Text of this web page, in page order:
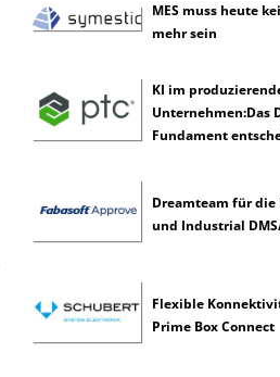
MES muss heute
mehr sein
KI im
Unternehmen:Das
Fundament
Dreamteam für die
und Industrial
Flexible
Prime Box Connect